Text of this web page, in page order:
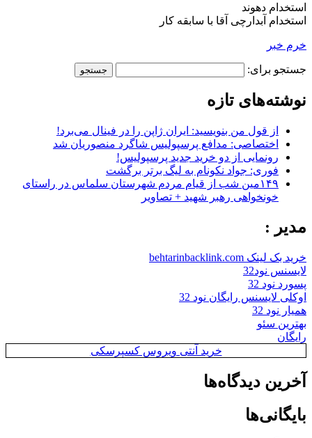
استخدام دهوند
استخدام آبدارچی آقا با سابقه کار
خرم خبر
جستجو برای:
نوشته‌های تازه
از قول من بنویسید: ایران ژاپن را در فینال می‌برد!
اختصاصی: مدافع پرسپولیس شاگرد منصوریان شد
رونمایی از دو خرید جدید پرسپولیس!
فوری: جواد نکونام به لیگ برتر برگشت
۱۴۹مین شب از قیام مردم شهرستان سلماس در راستای
خونخواهی رهبر شهید + تصاویر
مدیر :
خرید بک لینک behtarinbacklink.com
لایسنس نود32
پسورد نود 32
اوکلی لایسنس رایگان نود 32
همیار نود 32
بهترین سئو
رایگان
خرید آنتی ویروس کسپرسکی
آخرین دیدگاه‌ها
بایگانی‌ها